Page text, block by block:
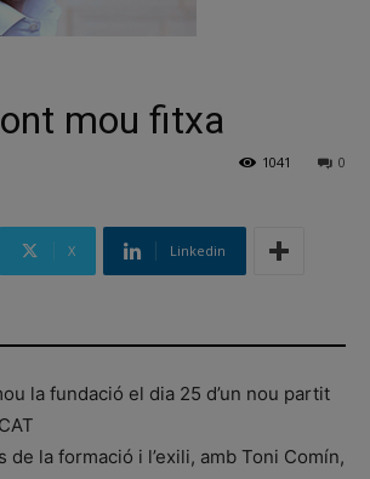
mou fitxa
0
1041
X Linkedin
la fundació el dia 25 d’un nou partit
de la formació i l’exili, amb Toni Comín,